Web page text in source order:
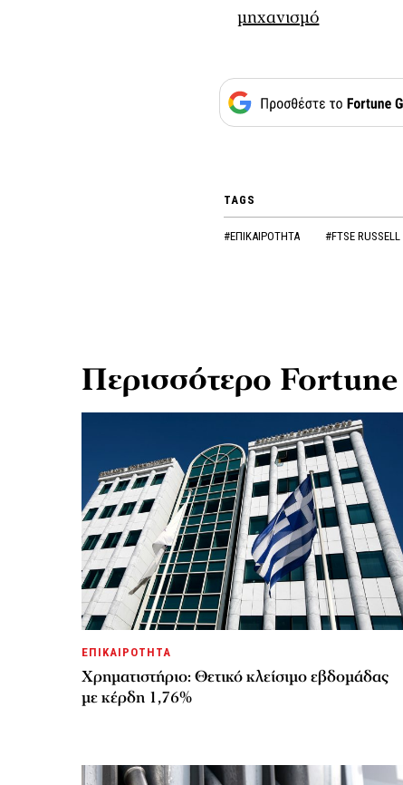
μηχανισμό
TAGS
#ΕΠΙΚΑΙΡΟΤΗΤΑ #FTSE RUSSELL
Περισσότερο Fortune
ΕΠΙΚΑΙΡΟΤΗΤΑ
Χρηματιστήριο: Θετικό κλείσιμο εβδομάδας
με κέρδη 1,76%